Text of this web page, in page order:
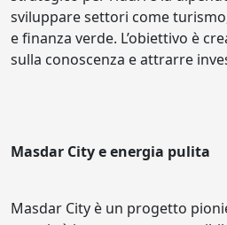
sviluppare settori come
e finanza verde. L’obiettivo è
sulla conoscenza e attrarre
Masdar City e energia pulita
Masdar City è un progetto